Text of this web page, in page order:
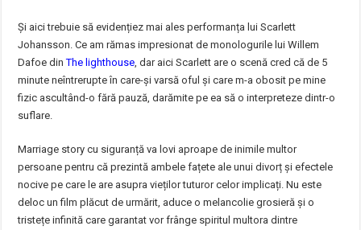
Și aici trebuie să evidențiez mai ales performanța lui Scarlett
Johansson. Ce am rămas impresionat de monologurile lui Willem
Dafoe dinThe lighthouse, dar aici Scarlett are o scenă cred că de 5
minute neîntrerupte în care-și varsă oful și care m-a obosit pe mine
fizic ascultând-o fără pauză, darămite pe ea să o interpreteze dintr-o
suflare.
Marriage story cu siguranță va lovi aproape de inimile multor
persoane pentru că prezintă ambele fațete ale unui divorț și efectele
nocive pe care le are asupra vieților tuturor celor implicați. Nu este
deloc un film plăcut de urmărit, aduce o melancolie grosieră și o
tristețe infinită care garantat vor frânge spiritul multora dintre